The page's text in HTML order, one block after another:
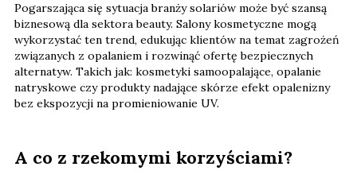
Pogarszająca się sytuacja branży solariów może być szansą
biznesową dla sektora beauty. Salony kosmetyczne mogą
wykorzystać ten trend, edukując klientów na temat zagrożeń
związanych z opalaniem i rozwinąć ofertę bezpiecznych
alternatyw. Takich jak: kosmetyki samoopalające, opalanie
natryskowe czy produkty nadające skórze efekt opalenizny
bez ekspozycji na promieniowanie UV.
A co z rzekomymi korzyściami?